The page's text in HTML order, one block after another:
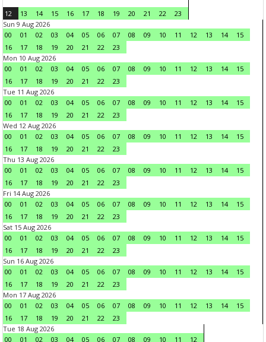
12 13 14 15 16 17 18 19 20 21 22
23
Sun 9 Aug 2026
00
01 02 03 04 05 06 07 08 09 10 11 12 13 14
15
16
17 18 19 20 21 22
23
Mon 10 Aug 2026
00
01 02 03 04 05 06 07 08 09 10 11 12 13 14
15
16
17 18 19 20 21 22
23
Tue 11 Aug 2026
00
01 02 03 04 05 06 07 08 09 10 11 12 13 14
15
16
17 18 19 20 21 22
23
Wed 12 Aug 2026
00
01 02 03 04 05 06 07 08 09 10 11 12 13 14
15
16
17 18 19 20 21 22
23
Thu 13 Aug 2026
00
01 02 03 04 05 06 07 08 09 10 11 12 13 14
15
16
17 18 19 20 21 22
23
Fri 14 Aug 2026
00
01 02 03 04 05 06 07 08 09 10 11 12 13 14
15
16
17 18 19 20 21 22
23
Sat 15 Aug 2026
00
01 02 03 04 05 06 07 08 09 10 11 12 13 14
15
16
17 18 19 20 21 22
23
Sun 16 Aug 2026
00
01 02 03 04 05 06 07 08 09 10 11 12 13 14
15
16
17 18 19 20 21 22
23
Mon 17 Aug 2026
00
01 02 03 04 05 06 07 08 09 10 11 12 13 14
15
16
17 18 19 20 21 22
23
Tue 18 Aug 2026
00
01 02 03 04 05 06 07 08 09 10 11 12